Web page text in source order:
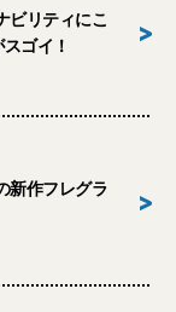
ビリティにこ
ゴイ！
>
新作フレグラ
>